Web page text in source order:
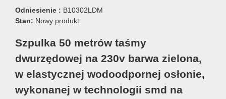
Odniesienie : B10302LDM
Stan: Nowy produkt
Szpulka 50 metrów taśmy
dwurzędowej na 230v barwa zielona,
w elastycznej wodoodpornej osłonie,
wykonanej w technologii smd na